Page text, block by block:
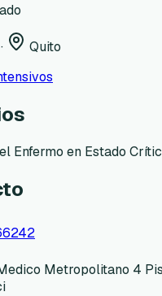
·
Quito
Enfermo en Estado
Metropolitano 4